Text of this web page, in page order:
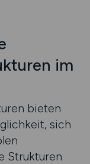
im
bieten
sich
Strukturen